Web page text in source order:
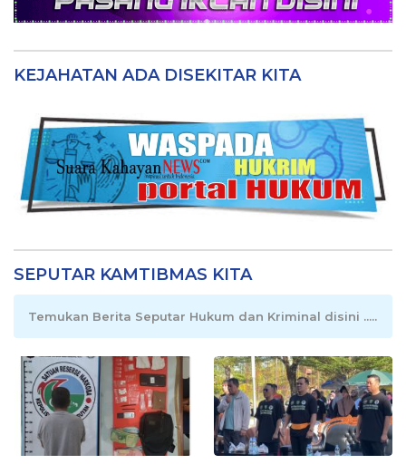
KEJAHATAN ADA DISEKITAR KITA
SEPUTAR KAMTIBMAS KITA
Temukan Berita Seputar Hukum dan Kriminal disini .....